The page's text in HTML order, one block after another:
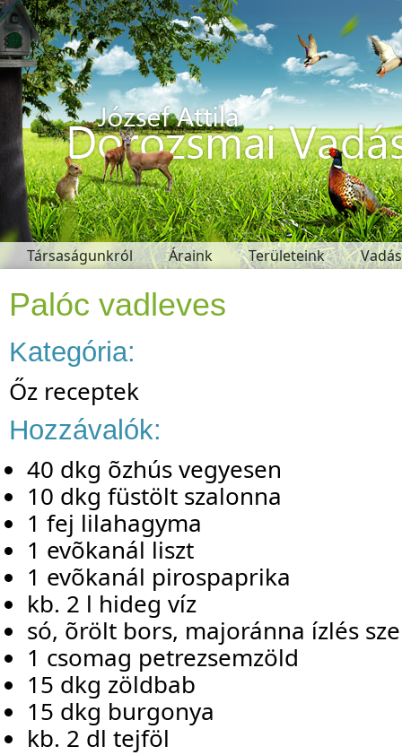
Palóc vadleves
Kategória:
Őz receptek
Hozzávalók:
40 dkg õzhús vegyesen
10 dkg füstölt szalonna
1 fej lilahagyma
1 evõkanál liszt
1 evõkanál pirospaprika
kb. 2 l hideg víz
só, õrölt bors, majoránna ízlés
1 csomag petrezsemzöld
15 dkg zöldbab
15 dkg burgonya
kb. 2 dl tejföl
Társaságunkról Áraink Területeink